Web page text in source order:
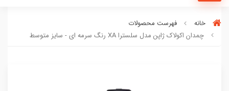
خانه
فهرست محصولات
چمدان اکولاک ژاپن مدل سلسترا XA رنگ سرمه ای - سایز متوسط